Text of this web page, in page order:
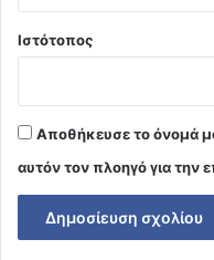
Ιστότοπος
Αποθήκευσε το όνομά
αυτόν τον πλοηγό για